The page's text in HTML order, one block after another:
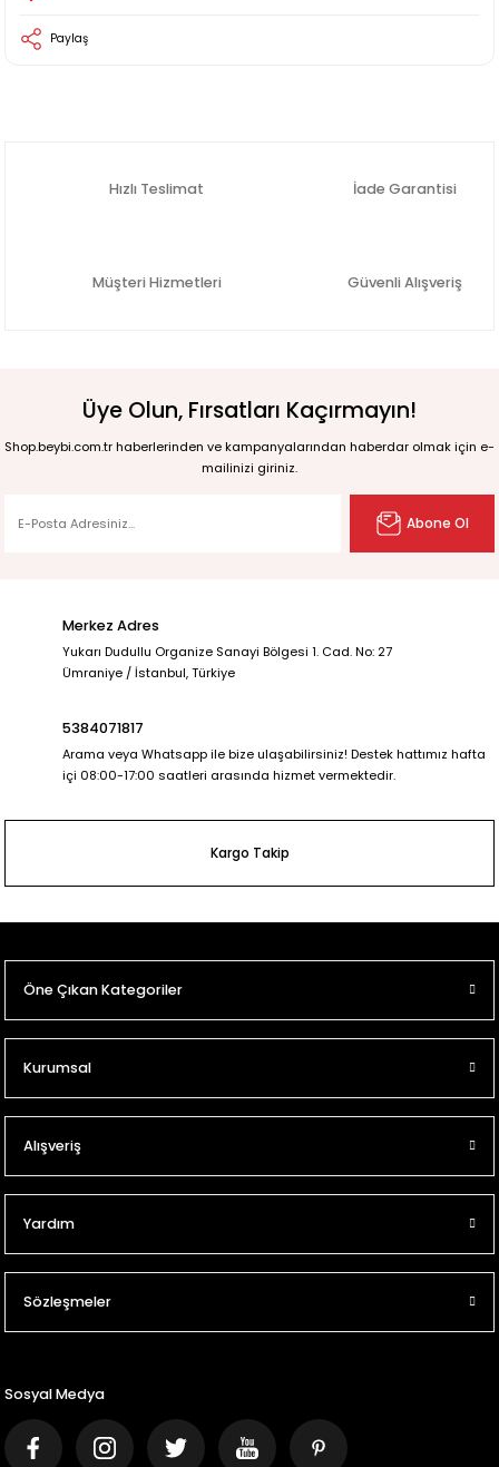
Paylaş
Hızlı Teslimat İade Garantisi
Müşteri Hizmetleri Güvenli Alışveriş
Üye Olun, Fırsatları Kaçırmayın!
Shop.beybi.com.tr haberlerinden ve kampanyalarından haberdar olmak için e-
mailinizi giriniz.
Abone Ol
Merkez Adres
Yukarı Dudullu Organize Sanayi Bölgesi 1. Cad. No: 27
Ümraniye / İstanbul, Türkiye
5384071817
Arama veya Whatsapp ile bize ulaşabilirsiniz! Destek hattımız hafta
içi 08:00-17:00 saatleri arasında hizmet vermektedir.
Kargo Takip
Öne Çıkan Kategoriler
Kurumsal
Alışveriş
Yardım
Sözleşmeler
Sosyal Medya